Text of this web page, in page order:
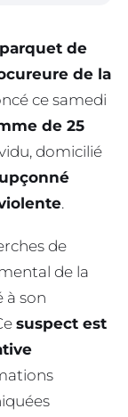
parquet de
de la
ce samedi
de 25
domicilié
.
de
de la
à son
suspect est